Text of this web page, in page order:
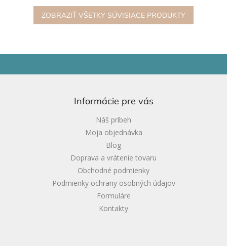
ale aj...
sa stáva každá hra s ním...
ZOBRAZIŤ VŠETKY SÚVISIACE PRODUKTY
Informácie pre vás
Náš príbeh
Moja objednávka
Blog
Doprava a vrátenie tovaru
Obchodné podmienky
Podmienky ochrany osobných údajov
Formuláre
Kontakty